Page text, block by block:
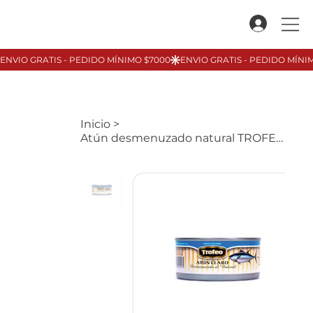
Inicio >
Atún desmenuzado natural TROFEO, 170gr